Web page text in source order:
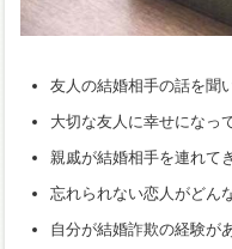
友人の結婚相手の話を聞
大切な友人に幸せになっ
親戚が結婚相手を連れて
忘れられない恋人がどん
自分が結婚詐欺の経験が